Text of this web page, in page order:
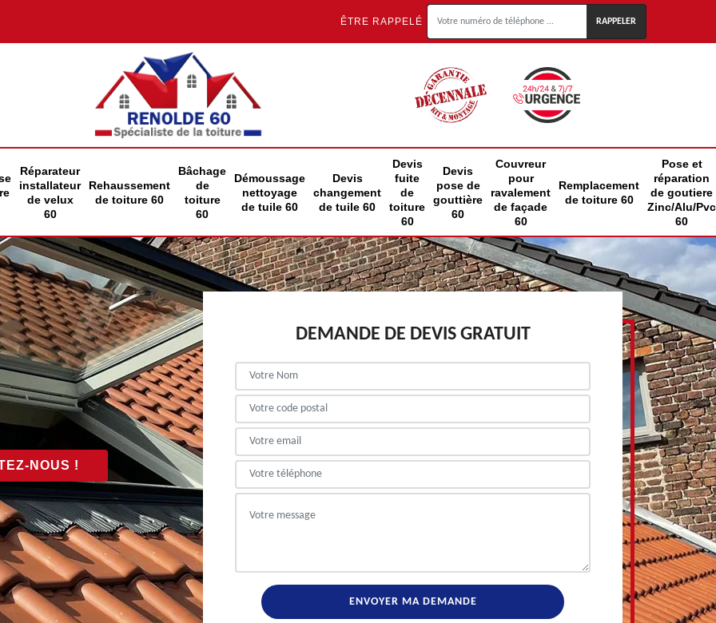
ÊTRE RAPPELÉ
Réparateur
installateur
de velux
60
Rehaussement
de toiture 60
Bâchage
de
toiture
60
Démoussage
nettoyage
de tuile 60
Devis
changement
de tuile 60
Devis
fuite
de
toiture
60
Devis
pose de
gouttière
60
Couvreur
pour
ravalement
de façade
60
Remplacement
de toiture 60
Pose et
réparation
de goutiere
Zinc/Alu/Pvc
60
NOUS !
DEMANDE DE DEVIS GRATUIT